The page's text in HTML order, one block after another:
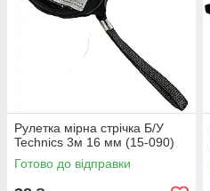
Рулетка мірна стрічка Б/У
Technics 3м 16 мм (15-090)
Готово до відправки